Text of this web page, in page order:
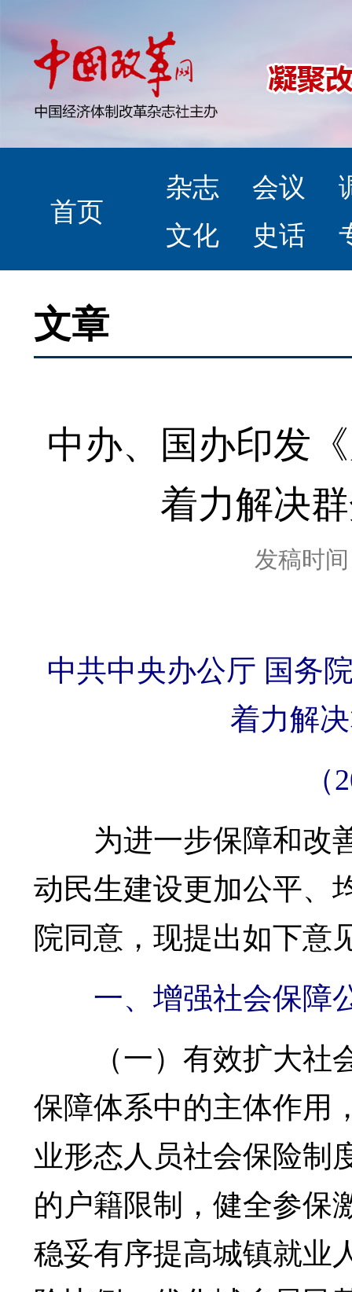
首页
杂志 会议
文化
史话
文章
中办、国办印发
着力解决
发稿时
中共中央办公厅 国务
着力解
为进一步保障和改善
动民生建设更加公平、
院同意，现提出如下意
一、增强社会保障
（一）有效扩大社会
保障体系中的主体作用
业形态人员社会保险制
的户籍限制，健全参保
稳妥有序提高城镇就业